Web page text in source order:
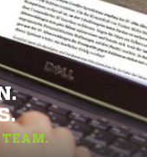
TEAM.